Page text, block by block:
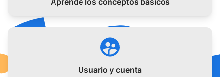
Aprende los conceptos básicos
Usuario y cuenta